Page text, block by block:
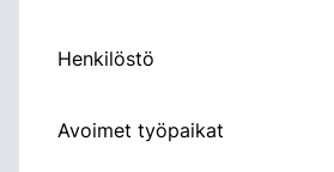
Henkilöstö
Avoimet työpaikat